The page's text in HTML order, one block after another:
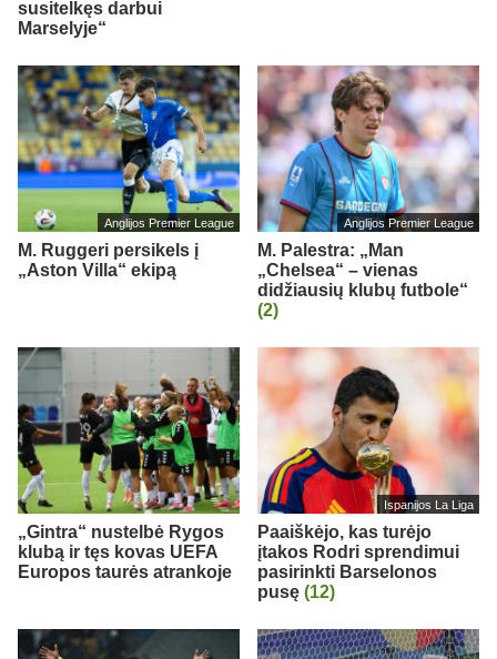
susitelkęs darbui
Marselyje“
Anglijos Premier League
M. Ruggeri persikels į
„Aston Villa“ ekipą
Anglijos Premier League
M. Palestra: „Man
„Chelsea“ – vienas
didžiausių klubų futbole“
(2)
„Gintra“ nustelbė Rygos
klubą ir tęs kovas UEFA
Europos taurės atrankoje
Ispanijos La Liga
Paaiškėjo, kas turėjo
įtakos Rodri sprendimui
pasirinkti Barselonos
pusę (12)